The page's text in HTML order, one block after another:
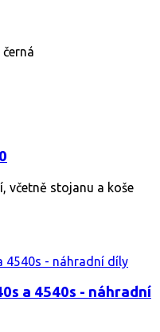
včetně stojanu a koše
a 4540s - náhradní